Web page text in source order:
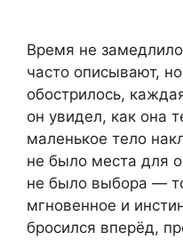
Время не
часто описывают,
обострилось,
он увидел, как она
маленькое тело
не было места для
не было выбора —
мгновенное и
бросился вперёд,